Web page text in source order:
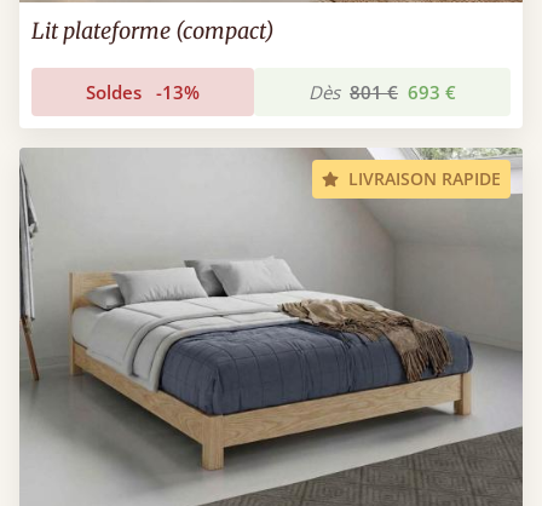
Lit plateforme (compact)
Soldes -13% Dès 801 € 693 €
LIVRAISON RAPIDE